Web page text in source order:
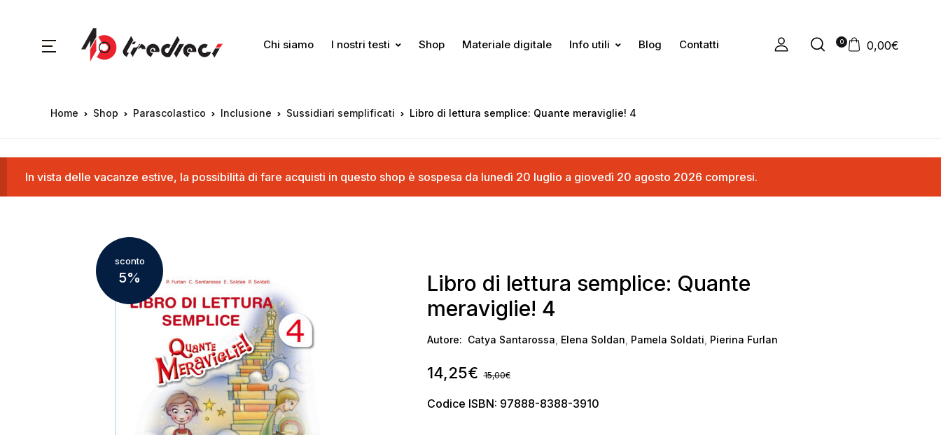
Chi siamo I nostri testi Shop Materiale digitale Info utili Blog Contatti 0 0,00€
Home Shop Parascolastico Inclusione Sussidiari semplificati Libro di lettura semplice: Quante meraviglie! 4
In vista delle vacanze estive, la possibilità di fare acquisti in questo shop è sospesa da lunedì 20 luglio a giovedì 20 agosto 2026 compresi.
sconto
5%
Libro di lettura semplice: Quante
meraviglie! 4
Autore: Catya Santarossa Elena Soldan Pamela Soldati Pierina Furlan
14,25€ 15,00€
Codice ISBN: 97888-8388-3910